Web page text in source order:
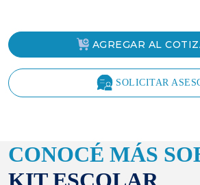
AGREGAR AL
SOLICITAR
CONOCÉ MÁS